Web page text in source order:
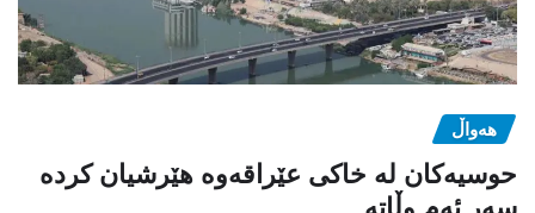
هەواڵ
حوسیەکان لە خاکی عێراقەوە هێرشیان کردە
سەر ئەم وڵاتە